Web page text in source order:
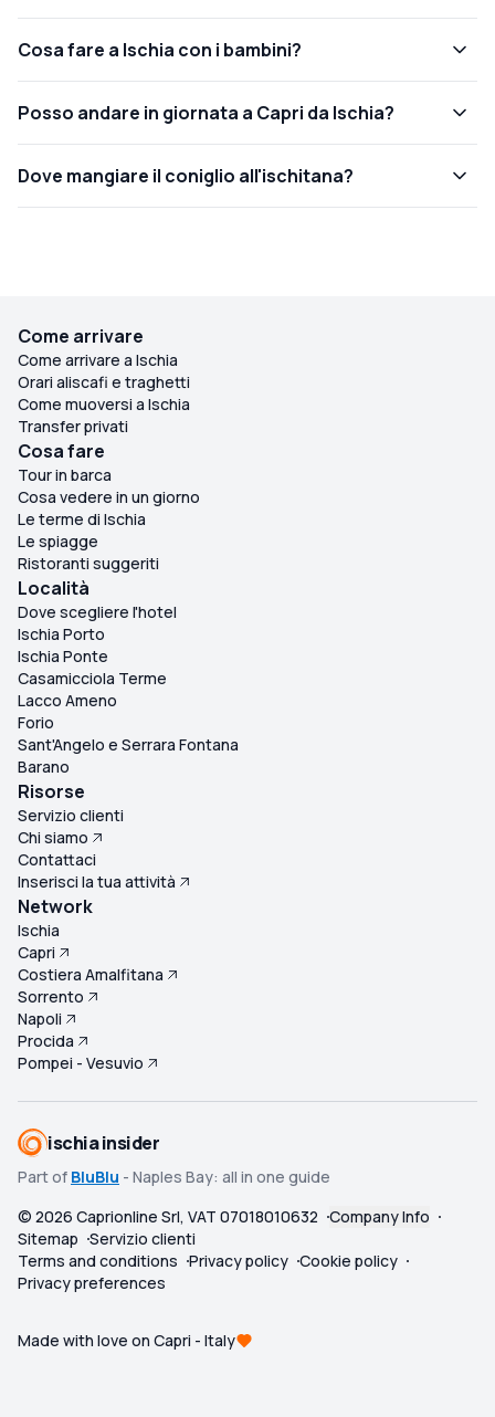
Cosa fare a Ischia con i bambini?
Posso andare in giornata a Capri da Ischia?
Dove mangiare il coniglio all'ischitana?
Come arrivare
Come arrivare a Ischia
Orari aliscafi e traghetti
Come muoversi a Ischia
Transfer privati
Cosa fare
Tour in barca
Cosa vedere in un giorno
Le terme di Ischia
Le spiagge
Ristoranti suggeriti
Località
Dove scegliere l'hotel
Ischia Porto
Ischia Ponte
Casamicciola Terme
Lacco Ameno
Forio
Sant'Angelo e Serrara Fontana
Barano
Risorse
Servizio clienti
Chi siamo
Contattaci
Inserisci la tua attività
Network
Ischia
Capri
Costiera Amalfitana
Sorrento
Napoli
Procida
Pompei - Vesuvio
ischia insider
Part of BluBlu - Naples Bay: all in one guide
© 2026 Caprionline Srl, VAT 07018010632 Company Info
Sitemap Servizio clienti
Terms and conditions Privacy policy Cookie policy
Privacy preferences
Made with love on Capri - Italy